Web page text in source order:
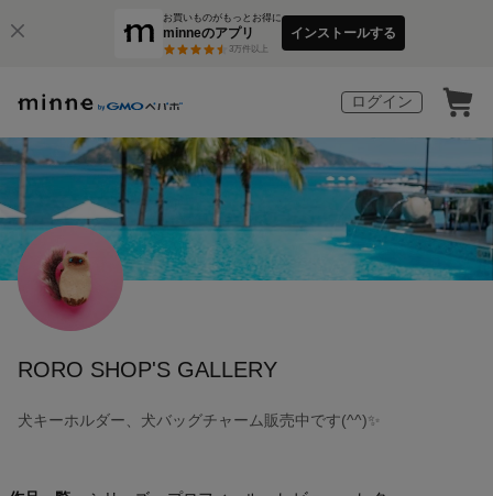
お買いものがもっとお得に
minneのアプリ
3万件以上
インストールする
ログイン
RORO SHOP'S GALLERY
犬キーホルダー、犬バッグチャーム販売中です(^^)✨